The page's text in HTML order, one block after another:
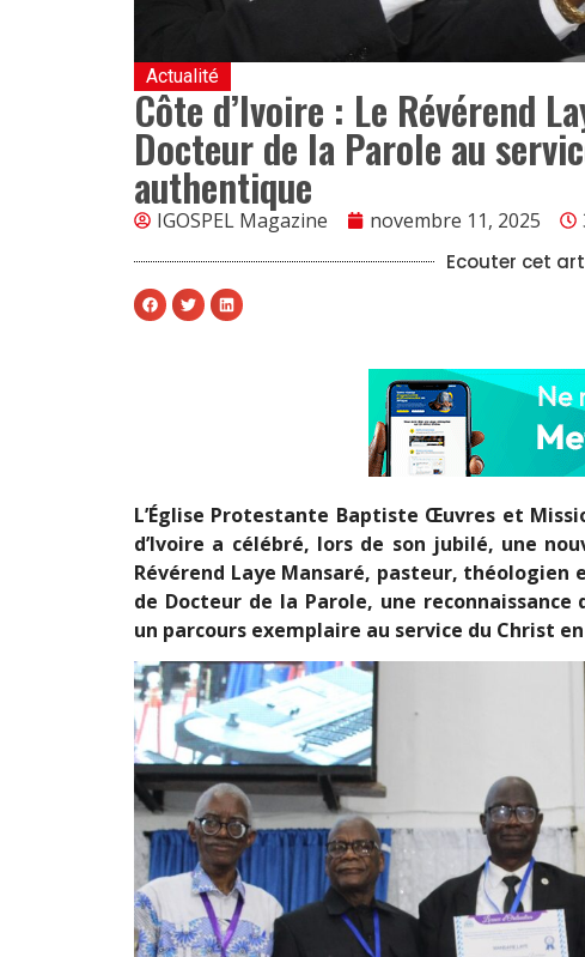
Actualité
Côte d’Ivoire : Le Révérend
Docteur de la Parole au
authentique
IGOSPEL Magazine novembre 11, 2025
Ecouter cet
L’Église Protestante Baptiste Œuvres et
d’Ivoire a célébré, lors de son jubilé, une
Révérend Laye Mansaré, pasteur,
de Docteur de la Parole, une
un parcours exemplaire au service du Christ